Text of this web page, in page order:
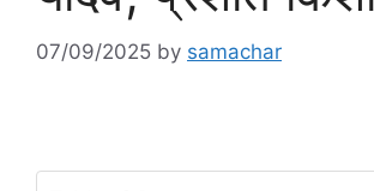
07/09/2025 by samachar